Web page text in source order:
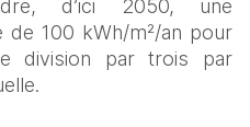
d’ici 2050, une
de 100 kWh/m²/an pour
division par trois par